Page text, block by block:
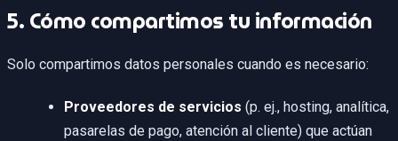
5. Cómo compartimos tu información
Solo compartimos datos personales cuando es necesario:
Proveedores de servicios (p. ej., hosting, analítica,
pasarelas de pago, atención al cliente) que actúan